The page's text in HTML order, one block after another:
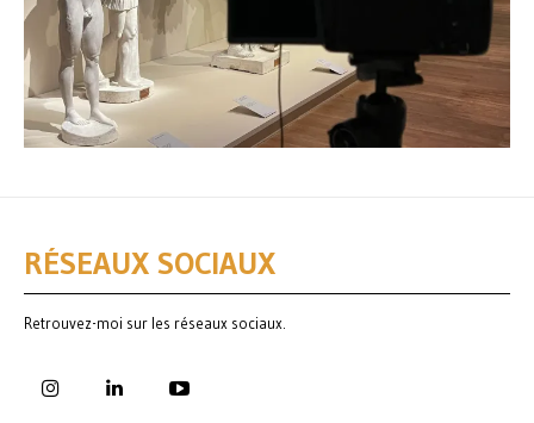
RÉSEAUX SOCIAUX
Retrouvez-moi sur les réseaux sociaux.